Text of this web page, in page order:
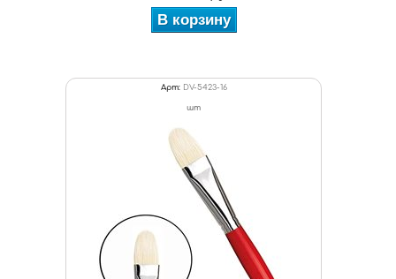
В корзину
Арт: DV-5423-16
шт